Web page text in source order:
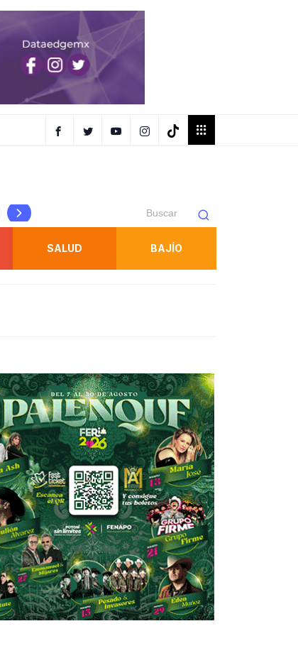
OBTIENE FISCALÍA UNA SENTENCIA CONTRA
SALUD BAJÍO